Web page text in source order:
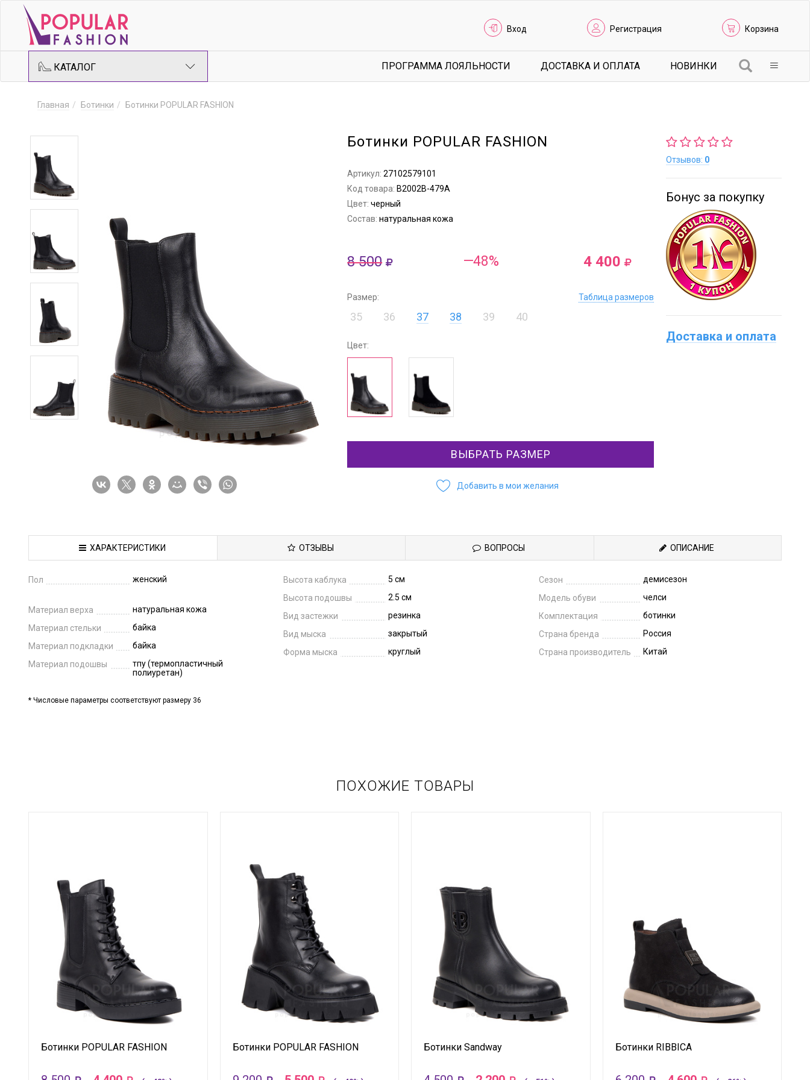
Вход Регистрация Корзина
КАТАЛОГ ПРОГРАММА ЛОЯЛЬНОСТИ ДОСТАВКА И ОПЛАТА НОВИНКИ
Главная Ботинки Ботинки POPULAR FASHION
Ботинки POPULAR FASHION
Артикул:27102579101
Код товара: B2002B-479A
Цвет:черный
Состав:натуральная кожа
8 500 —48% 4 400
Размер: Таблица размеров
35 36 37 38 39 40
Цвет:
ВЫБРАТЬ РАЗМЕР
Добавить в мои желания
Отзывов: 0
Бонус за покупку
Доставка и оплата
ХАРАКТЕРИСТИКИ ОТЗЫВЫ ВОПРОСЫ ОПИСАНИЕ
Пол женский
Материал верха
натуральная кожа
Материал стельки
байка
Материал подкладки
байка
Материал подошвы
тпу (термопластичный
полиуретан)
Высота каблука
5 см
Высота подошвы
2.5 см
Вид застежки
резинка
Вид мыска
закрытый
Форма мыска
круглый
Сезон
демисезон
Модель обуви
челси
Комплектация
ботинки
Страна бренда
Россия
Страна производитель
Китай
* Числовые параметры соответствуют размеру 36
ПОХОЖИЕ ТОВАРЫ
Ботинки POPULAR FASHION Ботинки POPULAR FASHION Ботинки Sandway Ботинки RIBBICA